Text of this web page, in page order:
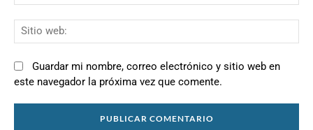
Guardar mi nombre, correo electrónico y sitio web en
este navegador la próxima vez que comente.